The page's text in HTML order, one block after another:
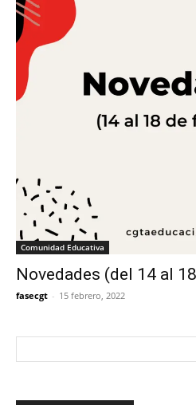
Comunidad Educativa
Novedades (del 14 al
fasecgt - 15 febrero, 2022